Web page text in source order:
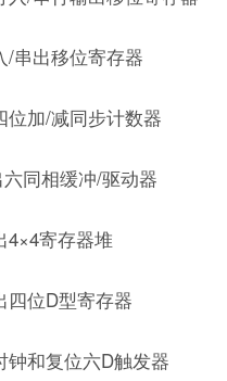
出移位寄存器
加/减同步计数器
相缓冲/驱动器
寄存器堆
位D型寄存器
复位六D触发器